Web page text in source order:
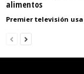
alimentos
Premier televisión usa